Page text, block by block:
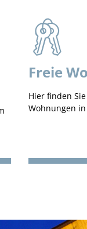
Freie
Hier finden
Wohnungen